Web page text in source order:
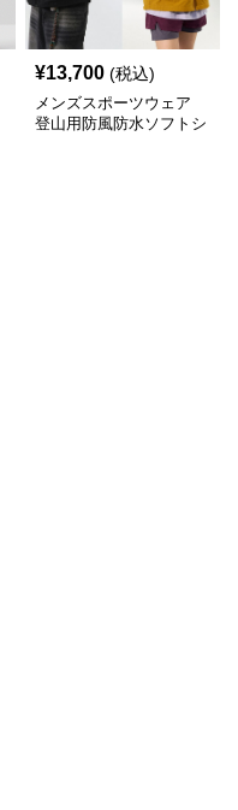
¥13,700 (税込)
メンズスポーツウェア
登山用防風防水ソフトシ